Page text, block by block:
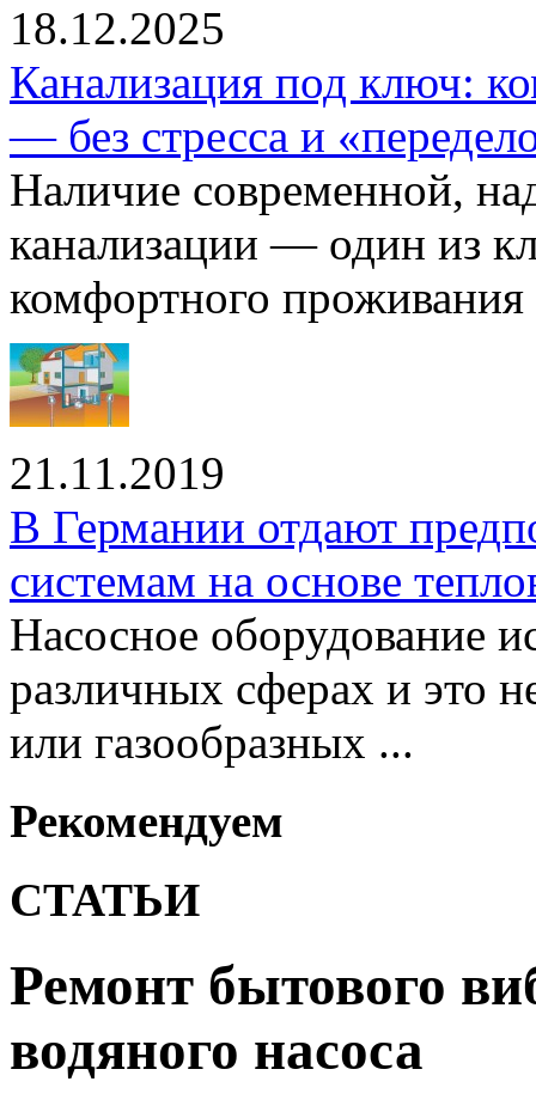
18.12.2025
Канализация под ключ:
— без стресса и
Наличие современной,
канализации — один из
комфортного проживания
21.11.2019
В Германии отдают
системам на основе
Насосное оборудование
различных сферах и это
или газообразных ...
Рекомендуем
СТАТЬИ
Ремонт бытового
водяного насоса